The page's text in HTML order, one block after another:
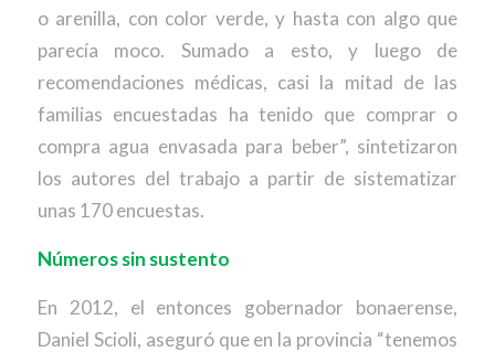
o arenilla, con color verde, y hasta con algo que
parecía moco. Sumado a esto, y luego de
recomendaciones médicas, casi la mitad de las
familias encuestadas ha tenido que comprar o
compra agua envasada para beber”, sintetizaron
los autores del trabajo a partir de sistematizar
unas 170 encuestas.
Números sin sustento
En 2012, el entonces gobernador bonaerense,
Daniel Scioli, aseguró que en la provincia “tenemos